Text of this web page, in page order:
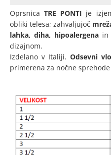
OprsnicaTRE PONTI je
obliki telesa; zahvaljujoč
lahka, diha, hipoalergenain
dizajnom.
Izdelano v Italiji. Odsevni
primerena za nočne